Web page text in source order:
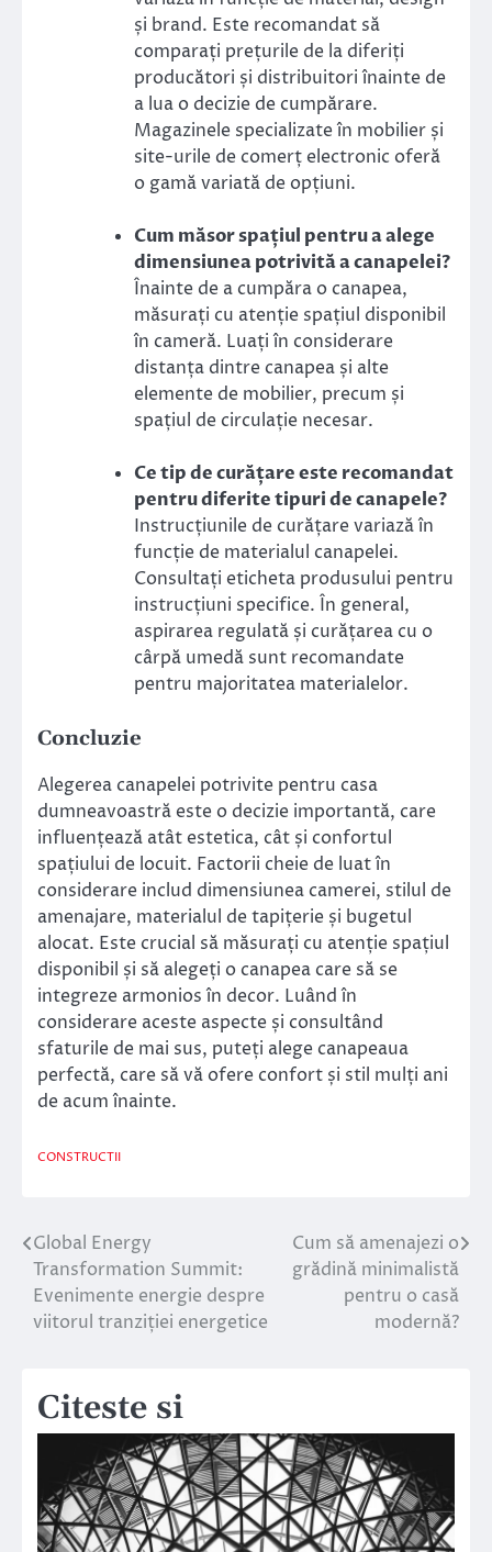
și brand. Este recomandat să
comparați prețurile de la diferiți
producători și distribuitori înainte de
a lua o decizie de cumpărare.
Magazinele specializate în mobilier și
site-urile de comerț electronic oferă
o gamă variată de opțiuni.
Cum măsor spațiul pentru a alege
dimensiunea potrivită a canapelei?
Înainte de a cumpăra o canapea,
măsurați cu atenție spațiul disponibil
în cameră. Luați în considerare
distanța dintre canapea și alte
elemente de mobilier, precum și
spațiul de circulație necesar.
Ce tip de curățare este recomandat
pentru diferite tipuri de canapele?
Instrucțiunile de curățare variază în
funcție de materialul canapelei.
Consultați eticheta produsului pentru
instrucțiuni specifice. În general,
aspirarea regulată și curățarea cu o
cârpă umedă sunt recomandate
pentru majoritatea materialelor.
Concluzie
Alegerea canapelei potrivite pentru casa
dumneavoastră este o decizie importantă, care
influențează atât estetica, cât și confortul
spațiului de locuit. Factorii cheie de luat în
considerare includ dimensiunea camerei, stilul de
amenajare, materialul de tapițerie și bugetul
alocat. Este crucial să măsurați cu atenție spațiul
disponibil și să alegeți o canapea care să se
integreze armonios în decor. Luând în
considerare aceste aspecte și consultând
sfaturile de mai sus, puteți alege canapeaua
perfectă, care să vă ofere confort și stil mulți ani
de acum înainte.
CONSTRUCTII
Navigare
în
articole
Global Energy
Transformation Summit:
Evenimente energie despre
viitorul tranziției energetice
Cum să amenajezi o
grădină minimalistă
pentru o casă
modernă?
Citeste si